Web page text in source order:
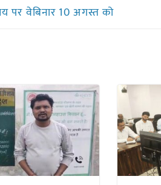
पर वेबिनार 10 अगस्त को